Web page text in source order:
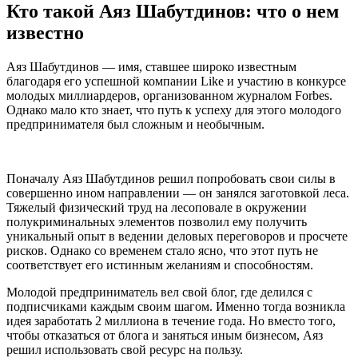
Кто такой Аяз Шабутдинов: что о нем
известно
Аяз Шабутдинов — имя, ставшее широко известным
благодаря его успешной компании Like и участию в конкурсе
молодых миллиардеров, организованном журналом Forbes.
Однако мало кто знает, что путь к успеху для этого молодого
предпринимателя был сложным и необычным.
Поначалу Аяз Шабутдинов решил попробовать свои силы в
совершенно ином направлении — он занялся заготовкой леса.
Тяжелый физический труд на лесоповале в окружении
полукриминальных элементов позволил ему получить
уникальный опыт в ведении деловых переговоров и просчете
рисков. Однако со временем стало ясно, что этот путь не
соответствует его истинным желаниям и способностям.
Молодой предприниматель вел свой блог, где делился с
подписчиками каждым своим шагом. Именно тогда возникла
идея заработать 2 миллиона в течение года. Но вместо того,
чтобы отказаться от блога и заняться иным бизнесом, Аяз
решил использовать свой ресурс на пользу.